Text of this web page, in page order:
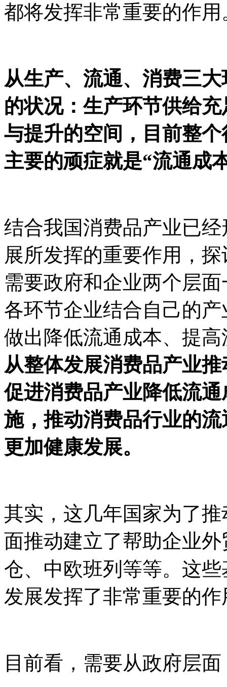
都将发挥非常重要的作用
从生产、流通、消费三
的状况：生产环节供给
与提升的空间，目前整
主要的顽症就是“流通成
结合我国消费品产业已
展所发挥的重要作用，
需要政府和企业两个层
各环节企业结合自己的
做出降低流通成本、提
从整体发展消费品产业
促进消费品产业降低流
施，推动消费品行业的
更加健康发展。
其实，这几年国家为了
面推动建立了帮助企业
仓、中欧班列等等。这
发展发挥了非常重要的作
目前看，需要从政府层